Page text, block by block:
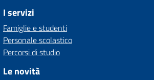
I servizi
Famiglie e studenti
Personale scolastico
Percorsi di studio
Le novità